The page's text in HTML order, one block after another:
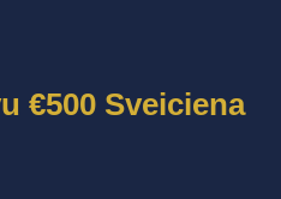
€500 Sveiciena